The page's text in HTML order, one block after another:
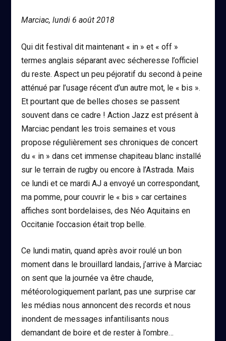
Marciac, lundi 6 août 2018
Qui dit festival dit maintenant « in » et « off »
termes anglais séparant avec sécheresse l’officiel
du reste. Aspect un peu péjoratif du second à peine
atténué par l’usage récent d’un autre mot, le « bis ».
Et pourtant que de belles choses se passent
souvent dans ce cadre ! Action Jazz est présent à
Marciac pendant les trois semaines et vous
propose régulièrement ses chroniques de concert
du « in » dans cet immense chapiteau blanc installé
sur le terrain de rugby ou encore à l’Astrada. Mais
ce lundi et ce mardi AJ a envoyé un correspondant,
ma pomme, pour couvrir le « bis » car certaines
affiches sont bordelaises, des Néo Aquitains en
Occitanie l’occasion était trop belle.
Ce lundi matin, quand après avoir roulé un bon
moment dans le brouillard landais, j’arrive à Marciac
on sent que la journée va être chaude,
météorologiquement parlant, pas une surprise car
les médias nous annoncent des records et nous
inondent de messages infantilisants nous
demandant de boire et de rester à l’ombre…